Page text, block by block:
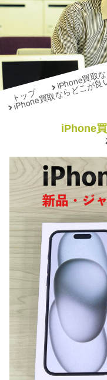
トップ
iPhone買取
iPhone買取ならどこが
iPhone